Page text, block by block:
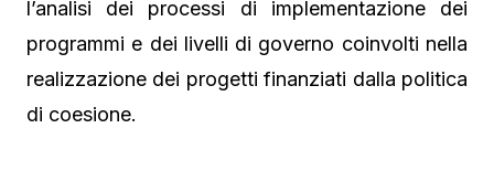
l’analisi dei processi di implementazione dei
programmi e dei livelli di governo coinvolti nella
realizzazione dei progetti finanziati dalla politica
di coesione.